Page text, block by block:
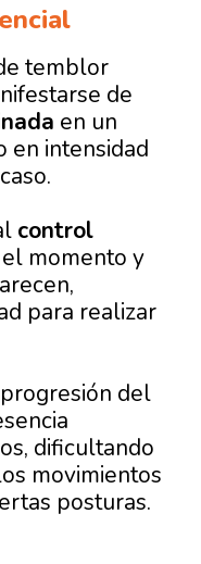
temblor
de
en un
en intensidad
control
momento y
para realizar
del
dificultando
movimientos
posturas.